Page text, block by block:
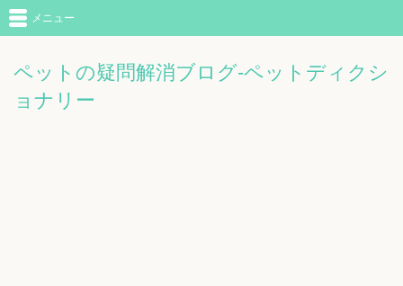
ペットの疑問解消ブログ-ペットディクシ
ョナリー
メニュー